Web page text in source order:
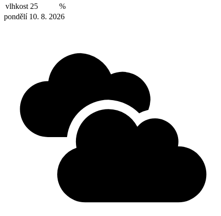
vlhkost 25
%
pondělí 10. 8. 2026